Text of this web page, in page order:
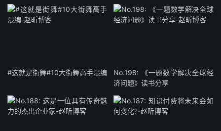
#这就是街舞#10大街舞高手混编
No.198: 《一题数学解决全球经
济问题》读书分享